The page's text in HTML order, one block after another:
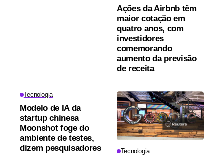
Ações da Airbnb têm
maior cotação em
quatro anos, com
investidores
comemorando
aumento da previsão
de receita
Tecnologia
Modelo de IA da
startup chinesa
Moonshot foge do
ambiente de testes,
dizem pesquisadores
Tecnologia